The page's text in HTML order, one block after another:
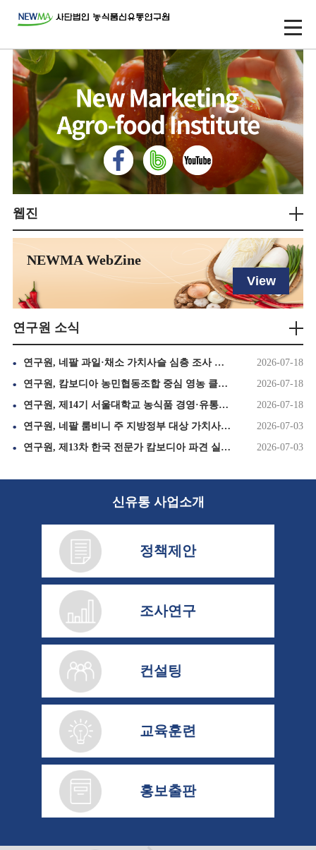
웹진
NEWMA WebZine
View
연구원 소식
연구원, 네팔 과일·채소 가치사슬 심층 조사 순항 속 핵심 농업지 '카필바스투' 설문 완료(1095호)
2026-07-18
연구원, 캄보디아 농민협동조합 중심 영농 클러스터 조성 위해 넷하우스 신규 시공 추진(1095호)
2026-07-18
연구원, 제14기 서울대학교 농식품 경영·유통 최고위과정 8, 9회차 교육 실시(1095호)
2026-07-18
연구원, 네팔 룸비니 주 지방정부 대상 가치사슬 심층 조사 본격 착수(1093호)
2026-07-03
연구원, 제13차 한국 전문가 캄보디아 파견 실시(1093호)
2026-07-03
신유통 사업소개
정책제안
조사연구
컨설팅
교육훈련
홍보출판